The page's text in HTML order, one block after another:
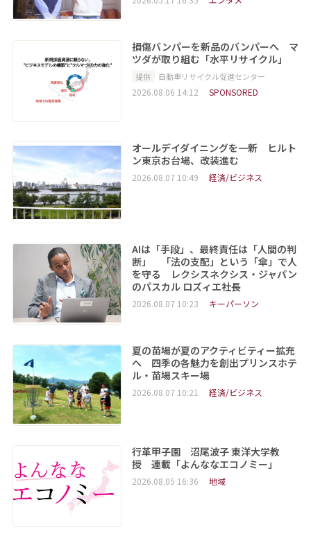
損傷バンパーを新品のバンパーへ マ
ツダが取り組む「水平リサイクル」
提供 自動車リサイクル促進センター
2026.08.06 14:12 SPONSORED
オールデイダイニングを一新 ヒルト
ン東京お台場、改装進む
2026.08.07 10:49 経済/ビジネス
AIは「手段」、最終責任は「人間の判
断」 「法の支配」という「傘」で人
を守る レクシスネクシス・ジャパン
のパスカル ロズィエ社長
2026.08.07 10:23 キーパーソン
夏の苗場が夏のアクティビティー拡充
へ 四季の各魅力を創出プリンスホテ
ル・苗場スキー場
2026.08.07 10:21 経済/ビジネス
行革甲子園 沼尾波子 東洋大学教
授 連載「よんななエコノミー」
2026.08.05 16:36 地域